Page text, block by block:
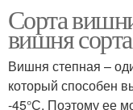
Сорта
вишня
Вишня степная –
который способен
-45°С. Поэтому ее